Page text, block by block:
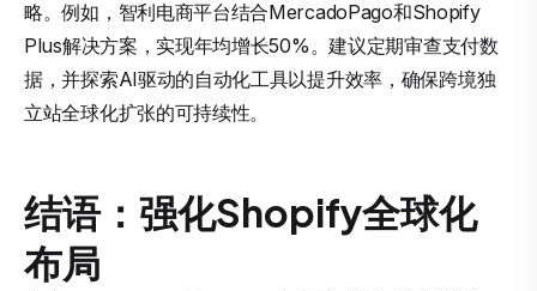
略。例如，智利电商平台结合MercadoPago和Shopify
Plus解决方案，实现年均增长50%。建议定期审查支付数
据，并探索AI驱动的自动化工具以提升效率，确保跨境独
立站全球化扩张的可持续性。
结语：强化Shopify全球化
布局